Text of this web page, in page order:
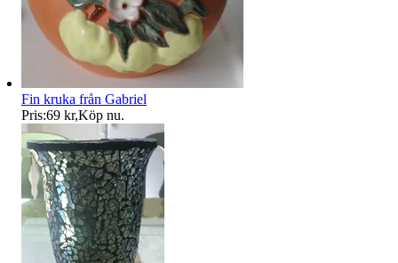
Fin kruka från Gabriel
Pris:69 kr,Köp nu.